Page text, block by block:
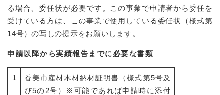
る場合、委任状が必要です。この事業で申請者から委任を
受けている方は、この事業で使用している委任状（様式第
14号）の写しの提示をお願いします。
申請以降から実績報告までに必要な書類
1
香美市産材木材納材証明書（様式第5号及
び5の2号）※可能であれば申請時に添付